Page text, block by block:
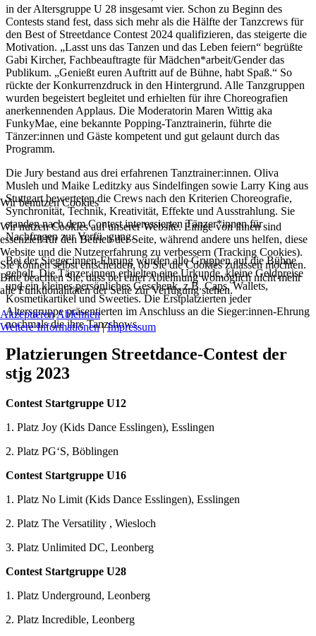
in der Altersgruppe U 28 insgesamt vier. Schon zu Beginn des
Contests stand fest, dass sich mehr als die Hälfte der Tanzcrews für
den Best of Streetdance Contest 2024 qualifizieren, das steigerte die
Motivation. „Lasst uns das Tanzen und das Leben feiern“ begrüßte
Gabi Kircher, Fachbeauftragte für Mädchen*arbeit/Gender das
Publikum. „Genießt euren Auftritt auf de Bühne, habt Spaß.“ So
rückte der Konkurrenzdruck in den Hintergrund. Alle Tanzgruppen
wurden begeistert begleitet und erhielten für ihre Choreografien
anerkennenden Applaus. Die Moderatorin Maren Wittig aka
FunkyMae, eine bekannte Popping-Tanztrainerin, führte die
Tänzer:innen und Gäste kompetent und gut gelaunt durch das
Programm.
Die Jury bestand aus drei erfahrenen Tanztrainer:innen. Oliva
Musleh und Maike Leditzky aus Sindelfingen sowie Larry King aus
Stuttgart bewerteten die Crews nach den Kriterien Choreografie,
Synchronität, Technik, Kreativität, Effekte und Ausstrahlung. Sie
standen nach dem Contest interessierten Tänzer*innen für
Nachfragen zur Verfü- gung.
Bei der Sieger:innen-Ehrung wurden alle Gruppen auf die Bühne
geholt. Die Tänzer.innen erhielten eine Urkunde, kleine Geldpreise
und ein kleines persönliches Geschenk, z.B. Caps, Wallets,
Kosmetikartikel und Sweeties. Die Erstplatzierten jeder
Altersgruppe präsentierten im Anschluss an die Sieger:innen-Ehrung
nochmals die ihre Tanzshows.
Platzierungen Streetdance-Contest der
stjg 2023
Contest Startgruppe U12
1. Platz Joy (Kids Dance Esslingen), Esslingen
2. Platz PG‘S, Böblingen
Contest Startgruppe U16
1. Platz No Limit (Kids Dance Esslingen), Esslingen
2. Platz The Versatility , Wiesloch
3. Platz Unlimited DC, Leonberg
Contest Startgruppe U28
1. Platz Underground, Leonberg
2. Platz Incredible, Leonberg
Wir benutzen Cookies
Wir nutzen Cookies auf unserer Website. Einige von ihnen sind
essenziell für den Betrieb der Seite, während andere uns helfen, diese
Website und die Nutzererfahrung zu verbessern (Tracking Cookies).
Sie können selbst entscheiden, ob Sie die Cookies zulassen möchten.
Bitte beachten Sie, dass bei einer Ablehnung womöglich nicht mehr
alle Funktionalitäten der Seite zur Verfügung stehen.
AkzeptierenAblehnen
Weitere Informationen|Impressum